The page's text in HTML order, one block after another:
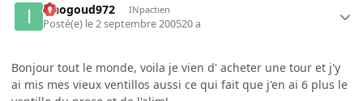
iznogoud972 INpactien
Posté(e) le 2 septembre 200520 a
Bonjour tout le monde, voila je vien d' acheter une tour et j'y
ai mis mes vieux ventillos aussi ce qui fait que j'en ai 6 plus le